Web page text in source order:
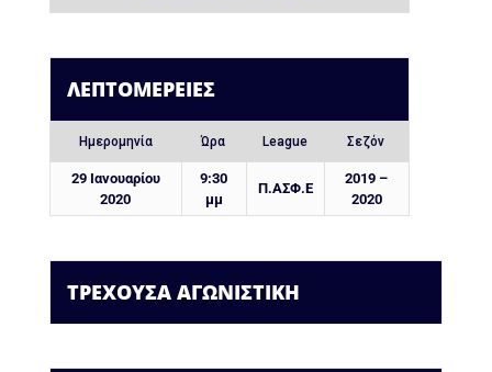
ΛΕΠΤΟΜΈΡΕΙΕΣ
Ημερομηνία Ώρα League Σεζόν
29 Ιανουαρίου
2020
9:30
μμ
Π.ΑΣΦ.Ε
2019 –
2020
ΤΡΕΧΟΥΣΑ ΑΓΩΝΙΣΤΙΚΗ